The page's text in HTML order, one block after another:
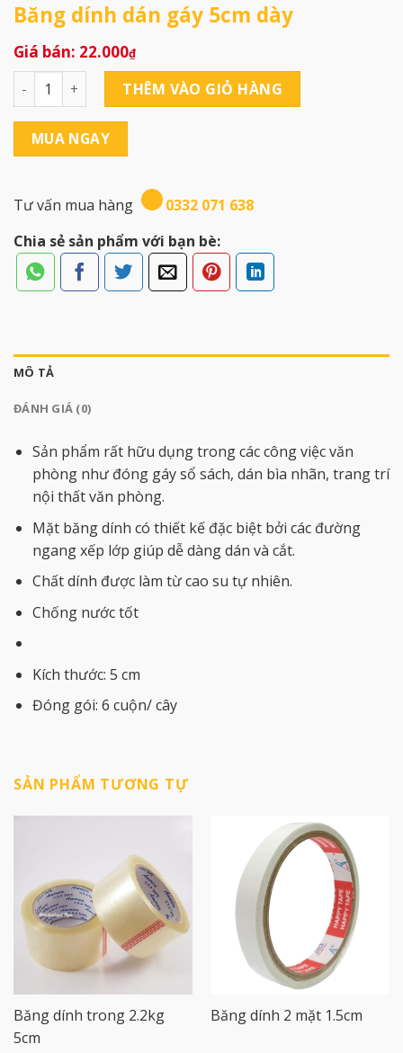
Băng dính dán gáy 5cm dày
22.000₫
Băng dính dán gáy 5cm dày số lượng
THÊM VÀO GIỎ HÀNG
MUA NGAY
Tư vấn mua hàng
0332 071 638
Chia sẻ sản phẩm với bạn bè:
MÔ TẢ
ĐÁNH GIÁ (0)
Sản phẩm rất hữu dụng trong các công việc văn
phòng như đóng gáy sổ sách, dán bìa nhãn, trang trí
nội thất văn phòng.
Mặt băng dính có thiết kế đặc biệt bởi các đường
ngang xếp lớp giúp dễ dàng dán và cắt.
Chất dính được làm từ cao su tự nhiên.
Chống nước tốt
Kích thước: 5 cm
Đóng gói: 6 cuộn/ cây
SẢN PHẨM TƯƠNG TỰ
Băng dính trong 2.2kg
5cm
Băng dính 2 mặt 1.5cm